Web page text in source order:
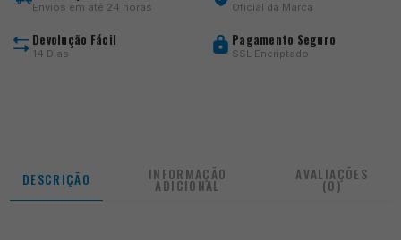
Carryall
Envios em até 24 horas Oficial da Marca
Devolução Fácil
14 Dias
Pagamento Seguro
SSL Encriptado
DESCRIÇÃO INFORMAÇÃO
ADICIONAL
AVALIAÇÕES
(0)